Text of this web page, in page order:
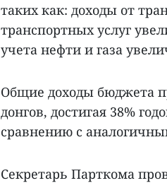
таких как: доходы от
транспортных услуг
учета нефти и газа
Общие доходы бюджета
донгов, достигая 38%
сравнению с
Секретарь Парткома